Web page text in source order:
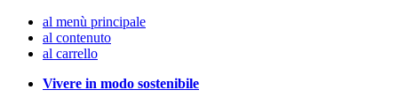
al menù principale
al contenuto
al carrello
Vivere in modo sostenibile